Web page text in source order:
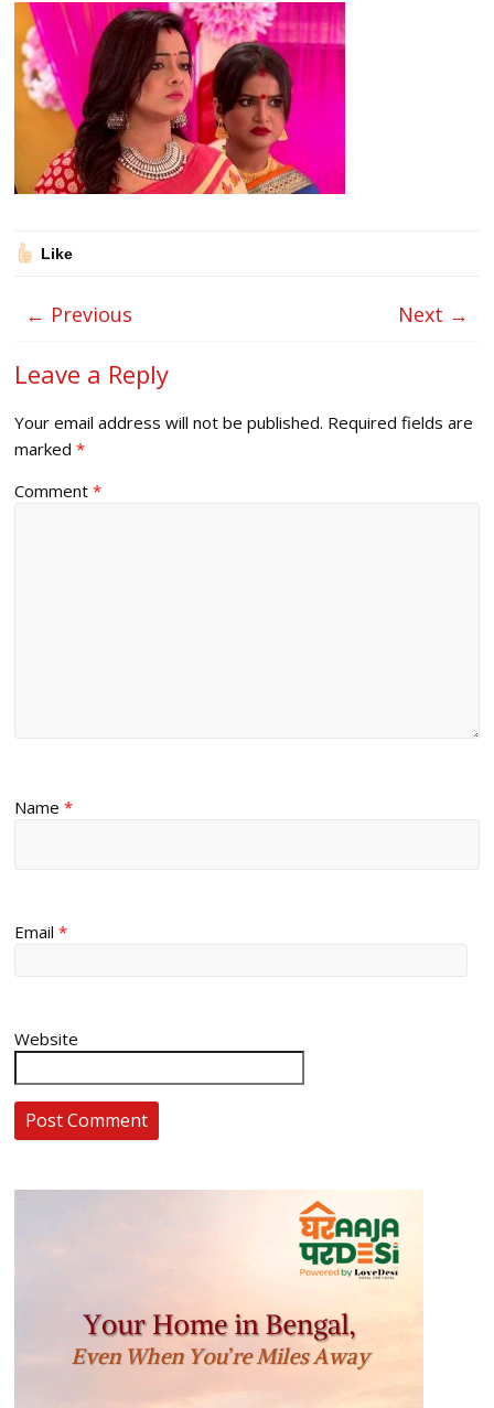
Like
← Previous Next →
Leave a Reply
Your email address will not be published. Required fields are
marked*
Comment*
Name*
Email*
Website